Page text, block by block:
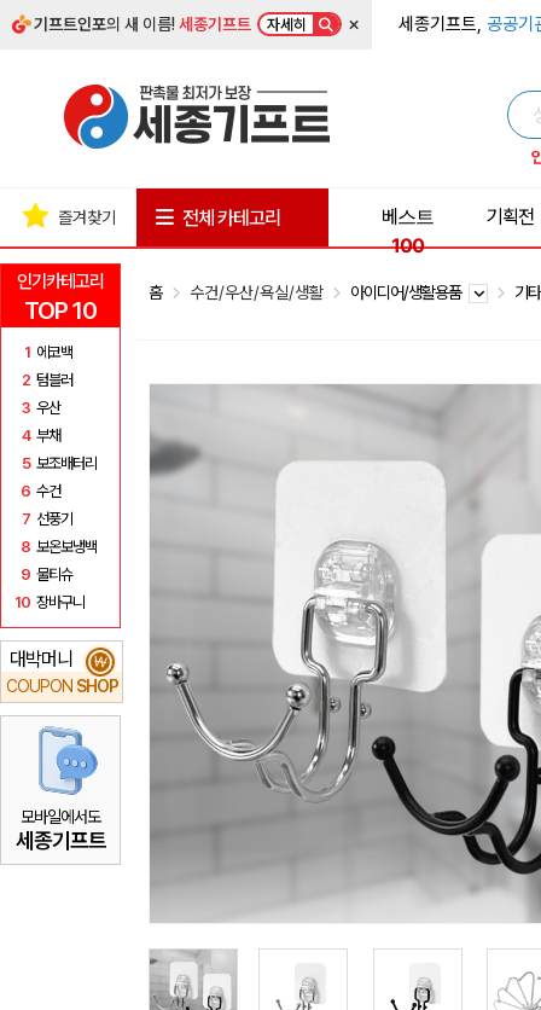
기프트인포의 새 이름!세종기프트 자세히 × 세종기프트, 공공기
인기카테고리
TOP 10
1 에코백
2 텀블러
3 우산
4 부채
5 보조배터리
6 수건
7 선풍기
8 보온보냉백
9 물티슈
10 장바구니
대박머니
COUPON SHOP
₩
모바일에서도
세종기프트
즐겨찾기 전체 카테고리
베스트
100
기획전
홈 수건/우산/욕실/생활 아이디어/생활용품 기